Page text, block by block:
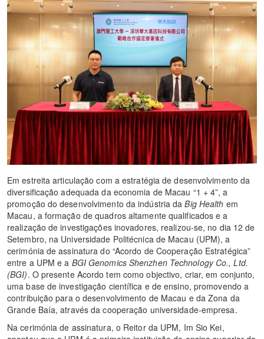
Em estreita articulação com a estratégia de desenvolvimento da
diversificação adequada da economia de Macau “1 + 4”, a
promoção do desenvolvimento da indústria daBig Health em
Macau, a formação de quadros altamente qualificados e a
realização de investigações inovadores, realizou-se, no dia 12 de
Setembro, na Universidade Politécnica de Macau (UPM), a
cerimónia de assinatura do “Acordo de Cooperação Estratégica”
entre a UPM e a BGI Genomics Shenzhen Technology Co., Ltd.
(BGI). O presente Acordo tem como objectivo, criar, em conjunto,
uma base de investigação científica e de ensino, promovendo a
contribuição para o desenvolvimento de Macau e da Zona da
Grande Baía, através da cooperação universidade-empresa.
Na cerimónia de assinatura, o Reitor da UPM, Im Sio Kei,